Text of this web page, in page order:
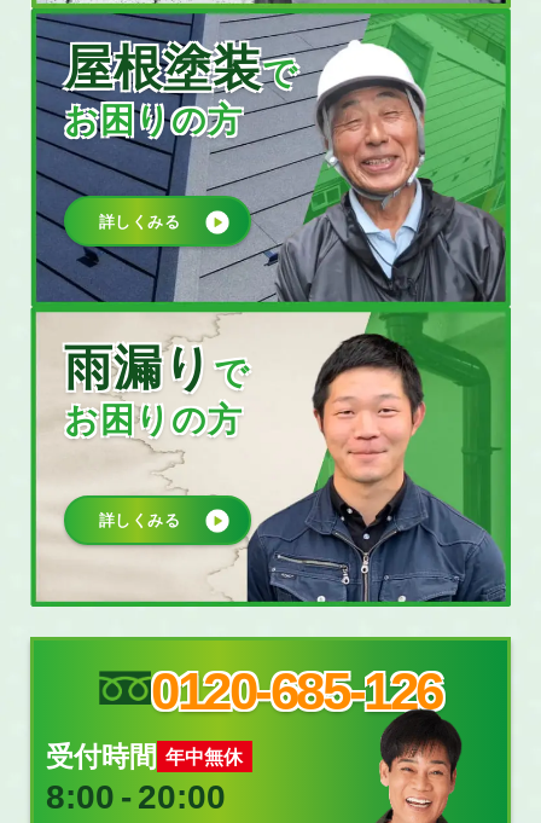
屋根塗装で
お困りの方
詳しくみる
雨漏りで
お困りの方
詳しくみる
0120-685-126
受付時間 年中無休
8:00 ‐20:00